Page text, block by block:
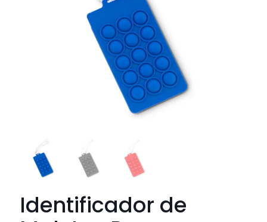
Identificador de